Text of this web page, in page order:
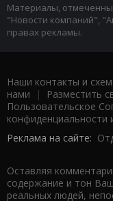
Материалы,
"Новости компаний",
правах рекламы.
Наши контакты и
нами | Разместить
Пользовательское
конфиденциальности
Реклама на сайте:
Оставляя
содержание и тон
реальных людей,